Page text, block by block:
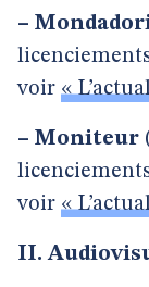
–
voir «
– Moniteur
voir «
II.